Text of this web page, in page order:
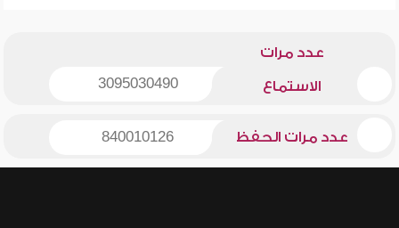
عدد مرات
الاستماع 3095030490
عدد مرات الحفظ 840010126